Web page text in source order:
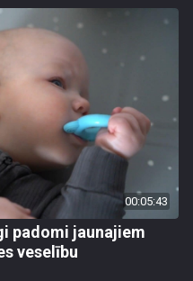
00:05:43
padomi jaunajiem
veselību